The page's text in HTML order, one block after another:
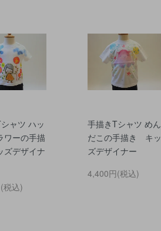
ャツ ハッ
ワーの手描
デザイナ
税込)
手描きTシャツ めん
だこの手描き キッ
ズデザイナー
4,400円(税込)